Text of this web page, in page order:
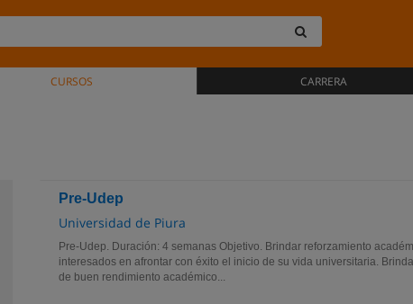
CURSOS CARRERA
Pre-Udep
Universidad de Piura
Pre-Udep. Duración: 4 semanas Objetivo. Brindar reforzamiento
interesados en afrontar con éxito el inicio de su vida universitaria.
de buen rendimiento académico...